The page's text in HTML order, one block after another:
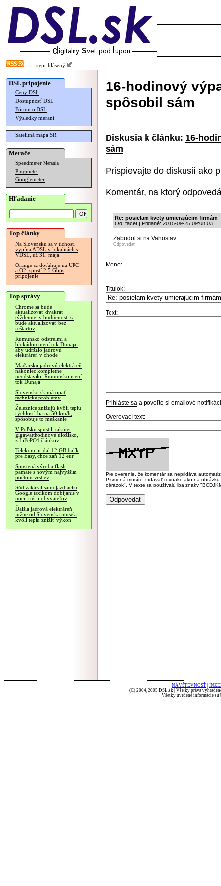
neprihlásený
DSL pripojenie
Ceny DSL
Dostupnosť DSL
Fórum o DSL
Výsledky meraní
Satelitná mapa SR
Merače
Speedmeter Merania
Pingmeter
Googlemeter
Hľadanie
Top články
Na Slovensku sa v tichosti
vypína ADSL v lokalitách s
VDSL, už 31. mája
Orange sa doťahuje na UPC
a O2, spustí 2.5 Gbps
pripojenie
Top správy
Chrome sa bude
aktualizovať dvakrát
týždenne, v budúcnosti sa
bude aktualizovať bez
reštartov
Rumunsko odstrelmi a
blokádou mení tok Dunaja,
aby udržalo jadrovú
elektráreň v chode
Maďarsko jadrovú elektráreň
nakoniec kompletne
neodstavilo, Rumunsko mení
tok Dunaja
Slovensko.sk má opäť
technické problémy
Železnice znižujú kvôli teplu
rýchlosť iba na 50 km/h,
spôsobuje to meškanie
V Poľsku spustili takmer
gigawatthodinové úložisko,
z LiFePO4 článkov
Telekom pridal 12 GB balík
pre Easy, chce zaň 12 eur
Spustená výroba flash
pamäte s novým najvyšším
počtom vrstiev
Súd zakázal samojazdiacim
Google taxíkom dobíjanie v
noci, rušili obyvateľov
Ďalšia jadrová elektráreň
južne od Slovenska musela
kvôli teplu znížiť výkon
16-hodinový
spôsobil sám
Diskusia k článku: 16-
sám
Prispievajte do diskusií ako
Komentár, na ktorý
Re: posielam kvety umierajúcim firmám
Od: facet | Pridané: 2015-09-25 09:08:03
Zabudol si na Vahostav
Odpovedať
Meno:
Titulok:
Text:
Prihláste sa a povoľte si emailové
Overovací text:
Pre overenie, že komentár sa nepridáva
Písmená musíte zadávať rovnako ako na
obrázok". V texte sa používajú iba znaky
NÁVŠTEVNOSŤ
(C) 2004, 2005 DSL.sk | Všetky práva
Všetky uvedené informácie sú